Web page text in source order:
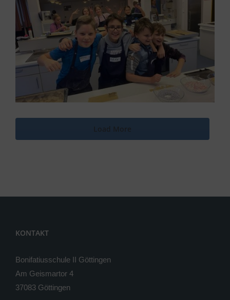
KONTAKT
Bonifatiusschule II Göttingen
Am Geismartor 4
37083 Göttingen